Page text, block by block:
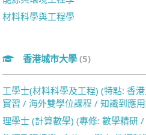
材料科學與工程學
香港城市大學 (5)
工學士(材料科學及工程) (特點: 香
實習 / 海外雙學位課程 / 知識到應
理學士 (計算數學) (專修: 數學精研